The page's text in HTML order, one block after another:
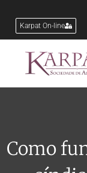
Karpat On-line
Como